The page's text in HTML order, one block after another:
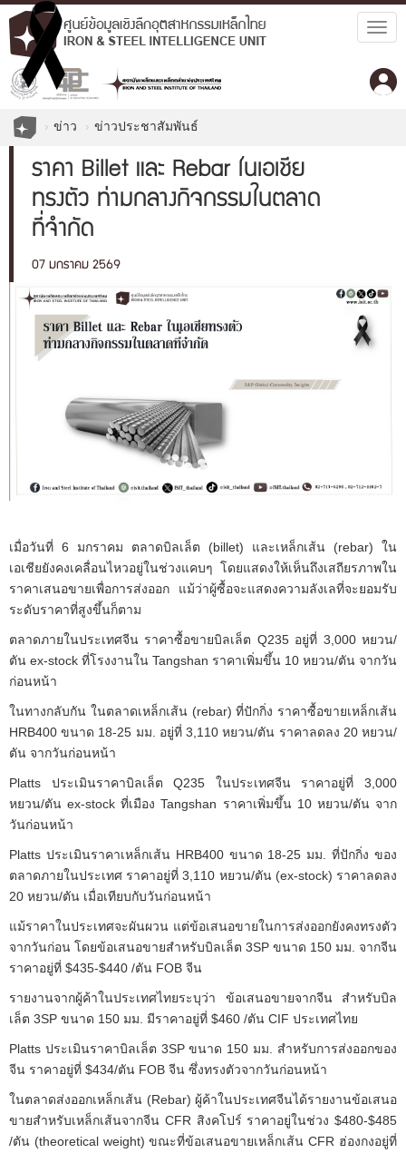
ข่าว ข่าวประชาสัมพันธ์
ราคา Billet และ Rebar ในเอเชีย
ทรงตัว ท่ามกลางกิจกรรมในตลาด
ที่จำกัด
07 มกราคม 2569
เมื่อวันที่ 6 มกราคม ตลาดบิลเล็ต (billet) และเหล็กเส้น (rebar) ใน
เอเชียยังคงเคลื่อนไหวอยู่ในช่วงแคบๆ โดยแสดงให้เห็นถึงเสถียรภาพใน
ราคาเสนอขายเพื่อการส่งออก แม้ว่าผู้ซื้อจะแสดงความลังเลที่จะยอมรับ
ระดับราคาที่สูงขึ้นก็ตาม
ตลาดภายในประเทศจีน ราคาซื้อขายบิลเล็ต Q235 อยู่ที่ 3,000 หยวน/
ตัน ex-stock ที่โรงงานใน Tangshan ราคาเพิ่มขึ้น 10 หยวน/ตัน จากวัน
ก่อนหน้า
ในทางกลับกัน ในตลาดเหล็กเส้น (rebar) ที่ปักกิ่ง ราคาซื้อขายเหล็กเส้น
HRB400 ขนาด 18-25 มม. อยู่ที่ 3,110 หยวน/ตัน ราคาลดลง 20 หยวน/
ตัน จากวันก่อนหน้า
Platts ประเมินราคาบิลเล็ต Q235 ในประเทศจีน ราคาอยู่ที่ 3,000
หยวน/ตัน ex-stock ที่เมือง Tangshan ราคาเพิ่มขึ้น 10 หยวน/ตัน จาก
วันก่อนหน้า
Platts ประเมินราคาเหล็กเส้น HRB400 ขนาด 18-25 มม. ที่ปักกิ่ง ของ
ตลาดภายในประเทศ ราคาอยู่ที่ 3,110 หยวน/ตัน (ex-stock) ราคาลดลง
20 หยวน/ตัน เมื่อเทียบกับวันก่อนหน้า
แม้ราคาในประเทศจะผันผวน แต่ข้อเสนอขายในการส่งออกยังคงทรงตัว
จากวันก่อน โดยข้อเสนอขายสำหรับบิลเล็ต 3SP ขนาด 150 มม. จากจีน
ราคาอยู่ที่ $435-$440 /ตัน FOB จีน
รายงานจากผู้ค้าในประเทศไทยระบุว่า ข้อเสนอขายจากจีน สำหรับบิล
เล็ต 3SP ขนาด 150 มม. มีราคาอยู่ที่ $460 /ตัน CIF ประเทศไทย
Platts ประเมินราคาบิลเล็ต 3SP ขนาด 150 มม. สำหรับการส่งออกของ
จีน ราคาอยู่ที่ $434/ตัน FOB จีน ซึ่งทรงตัวจากวันก่อนหน้า
ในตลาดส่งออกเหล็กเส้น (Rebar) ผู้ค้าในประเทศจีนได้รายงานข้อเสนอ
ขายสำหรับเหล็กเส้นจากจีน CFR สิงคโปร์ ราคาอยู่ในช่วง $480-$485
/ตัน (theoretical weight) ขณะที่ข้อเสนอขายเหล็กเส้น CFR ฮ่องกงอยู่ที่